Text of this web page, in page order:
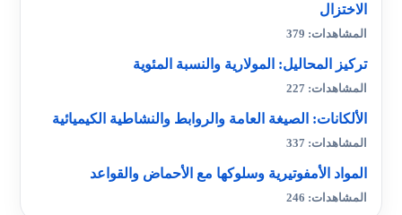
الاختزال
المشاهدات: 379
تركيز المحاليل: المولارية والنسبة المئوية
المشاهدات: 227
الألكانات: الصيغة العامة والروابط والنشاطية الكيميائية
المشاهدات: 337
المواد الأمفوتيرية وسلوكها مع الأحماض والقواعد
المشاهدات: 246